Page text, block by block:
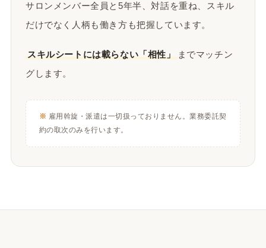
サロンメンバー全員と5年半、対話を重ね、スキル
だけでなく人柄も働き方も把握しています。
スキルシートには載らない「相性」
までマッチン
グします。
雇用斡旋・派遣は一切扱っておりません。業務委託契
約の取次のみを行います。